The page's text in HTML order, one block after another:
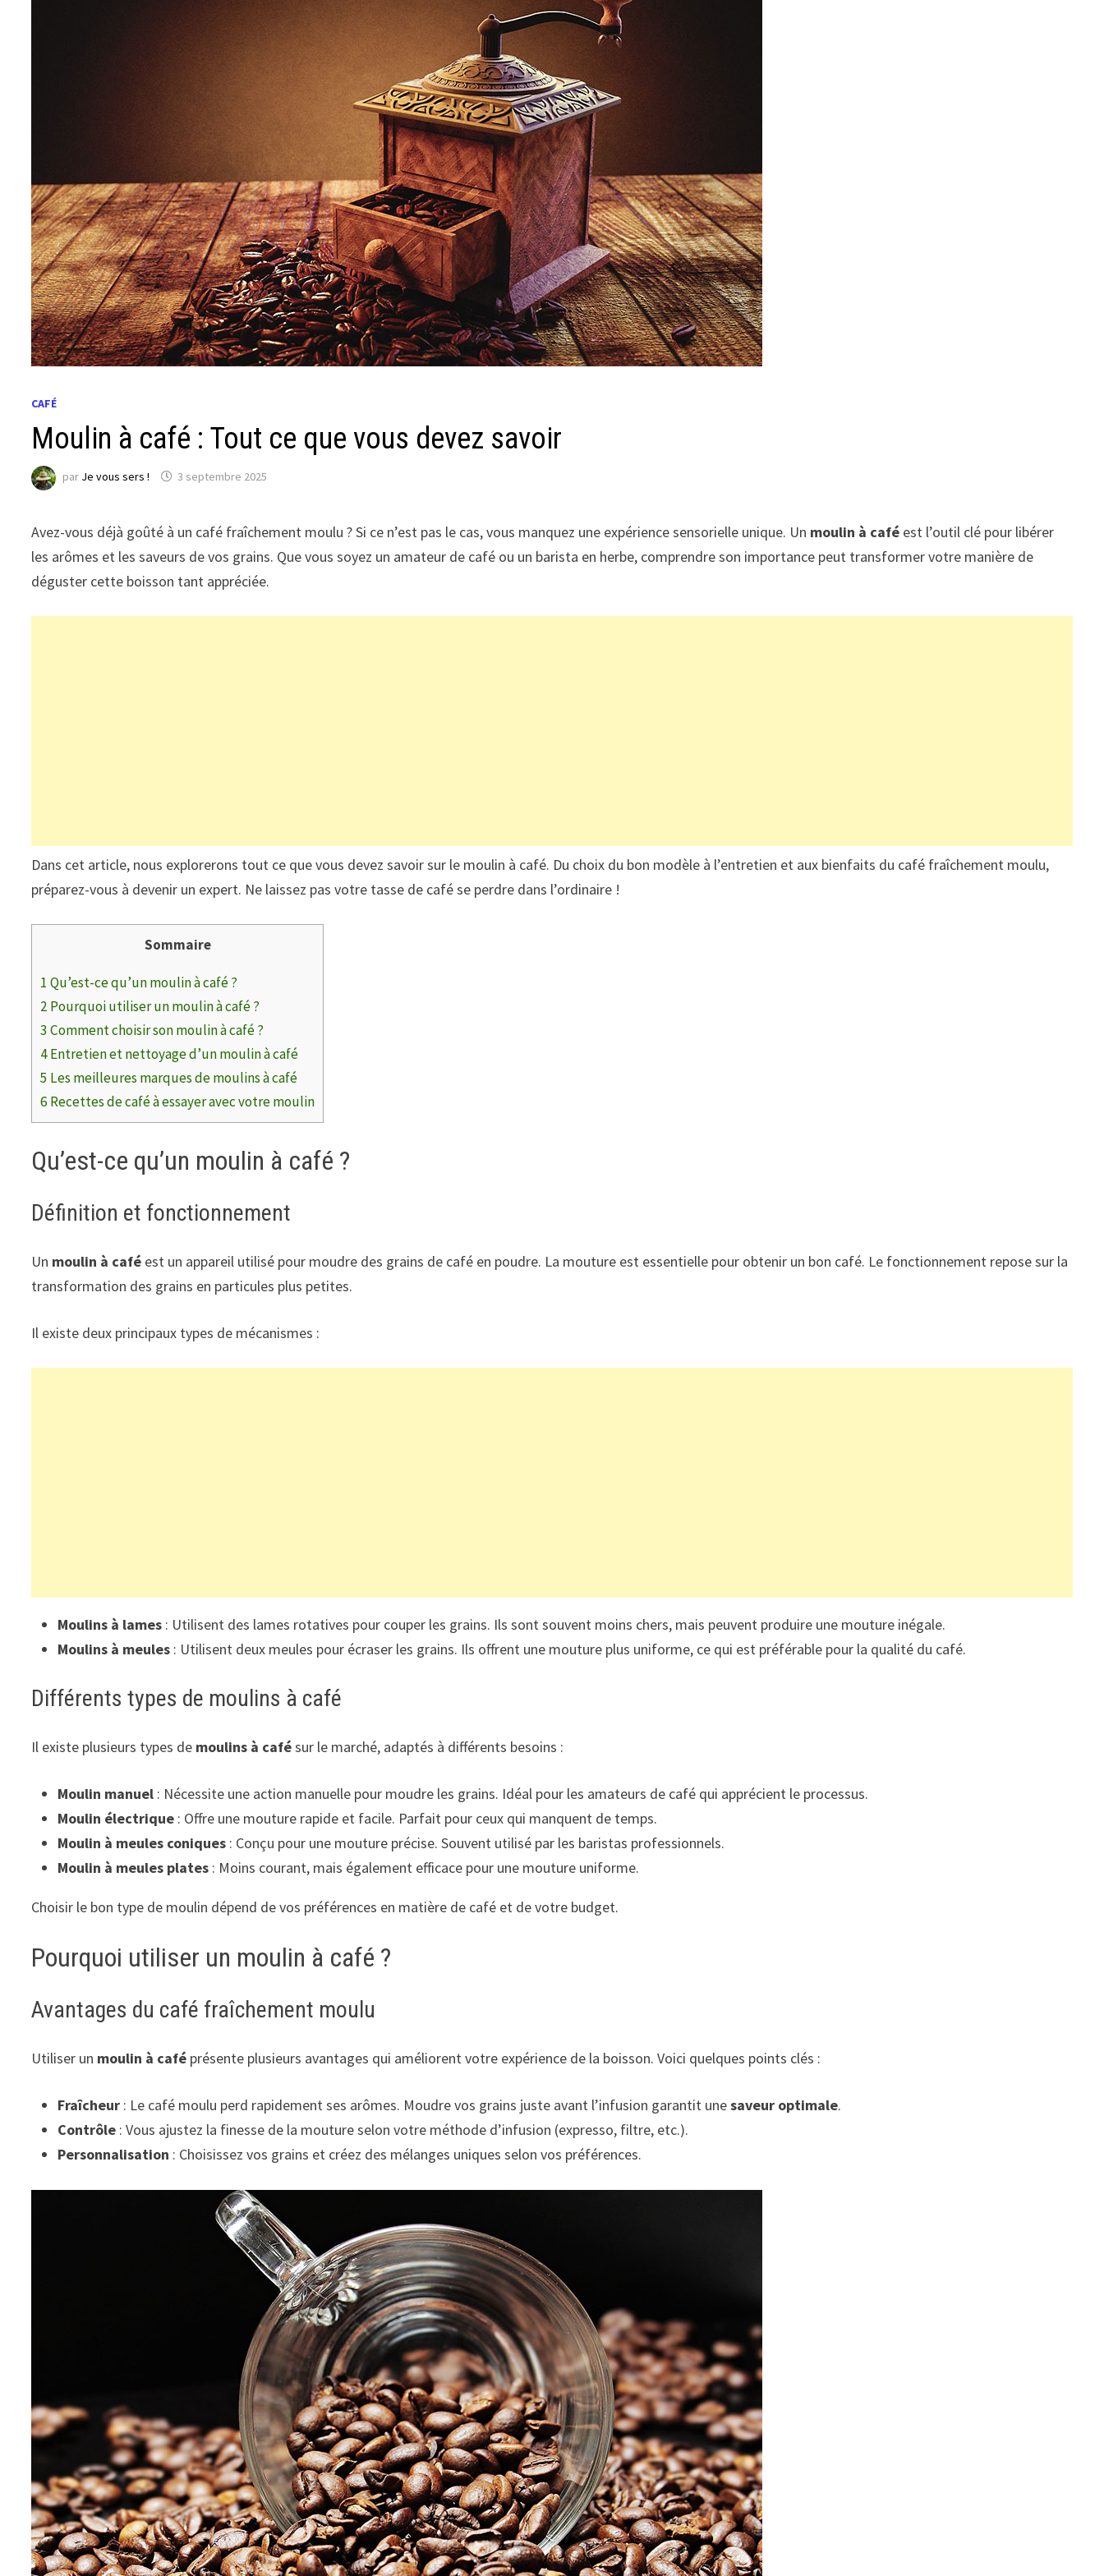
CAFÉ
Moulin à café : Tout ce que vous devez savoir
par Je vous sers ! 3 septembre 2025
Avez-vous déjà goûté à un café fraîchement moulu ? Si ce n’est pas le cas, vous manquez une expérience sensorielle unique. Un moulin à café est l’outil clé pour libérer
les arômes et les saveurs de vos grains. Que vous soyez un amateur de café ou un barista en herbe, comprendre son importance peut transformer votre manière de
déguster cette boisson tant appréciée.
Dans cet article, nous explorerons tout ce que vous devez savoir sur le moulin à café. Du choix du bon modèle à l’entretien et aux bienfaits du café fraîchement moulu,
préparez-vous à devenir un expert. Ne laissez pas votre tasse de café se perdre dans l’ordinaire !
Sommaire
1 Qu’est-ce qu’un moulin à café ?
2 Pourquoi utiliser un moulin à café ?
3 Comment choisir son moulin à café ?
4Entretien et nettoyage d’un moulin à café
5 Les meilleures marques de moulins à café
6 Recettes de café à essayer avec votre moulin
Qu’est-ce qu’un moulin à café ?
Définition et fonctionnement
Un moulin à café est un appareil utilisé pour moudre des grains de café en poudre. La mouture est essentielle pour obtenir un bon café. Le fonctionnement repose sur la
transformation des grains en particules plus petites.
Il existe deux principaux types de mécanismes :
Moulins à lames : Utilisent des lames rotatives pour couper les grains. Ils sont souvent moins chers, mais peuvent produire une mouture inégale.
Moulins à meules : Utilisent deux meules pour écraser les grains. Ils offrent une mouture plus uniforme, ce qui est préférable pour la qualité du café.
Différents types de moulins à café
Il existe plusieurs types de moulins à cafésur le marché, adaptés à différents besoins :
Moulin manuel : Nécessite une action manuelle pour moudre les grains. Idéal pour les amateurs de café qui apprécient le processus.
Moulin électrique : Offre une mouture rapide et facile. Parfait pour ceux qui manquent de temps.
Moulin à meules coniques : Conçu pour une mouture précise. Souvent utilisé par les baristas professionnels.
Moulin à meules plates : Moins courant, mais également efficace pour une mouture uniforme.
Choisir le bon type de moulin dépend de vos préférences en matière de café et de votre budget.
Pourquoi utiliser un moulin à café ?
Avantages du café fraîchement moulu
Utiliser un moulin à café présente plusieurs avantages qui améliorent votre expérience de la boisson. Voici quelques points clés :
Fraîcheur : Le café moulu perd rapidement ses arômes. Moudre vos grains juste avant l’infusion garantit unesaveur optimale.
Contrôle : Vous ajustez la finesse de la mouture selon votre méthode d’infusion (expresso, filtre, etc.).
Personnalisation : Choisissez vos grains et créez des mélanges uniques selon vos préférences.